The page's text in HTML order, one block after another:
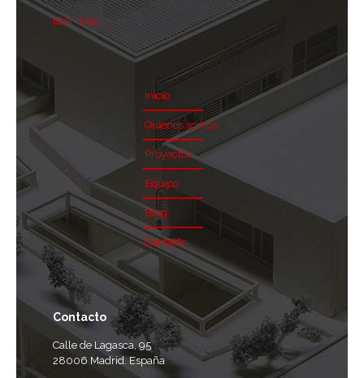
Leer mas ...
Inicio
Quienes somos
Proyectos
Equipo
Blog
Contacto
Contacto
Calle de Lagasca, 95
28006 Madrid. España